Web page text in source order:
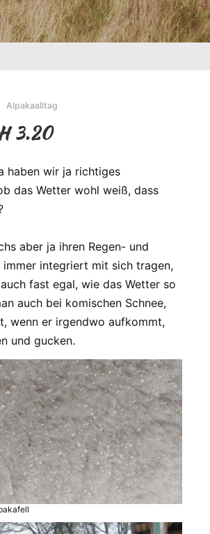
Alpakaalltag
3.20
haben wir ja richtiges
das Wetter wohl weiß, dass
aber ja ihren Regen- und
immer integriert mit sich tragen,
fast egal, wie das Wetter so
auch bei komischen Schnee,
wenn er irgendwo aufkommt,
und gucken.